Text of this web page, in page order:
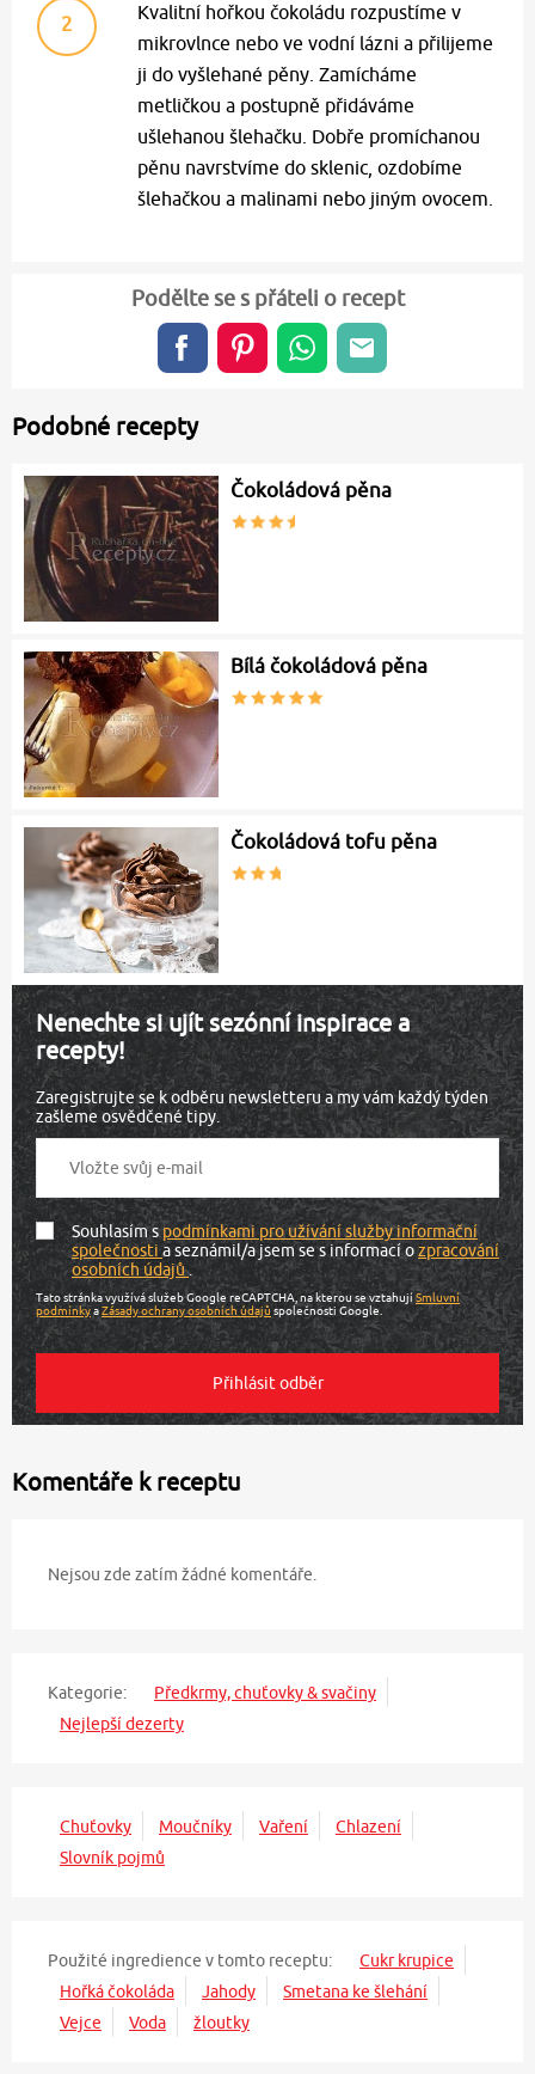
2
Kvalitní hořkou čokoládu rozpustíme v
mikrovlnce nebo ve vodní lázni a přilijeme
ji do vyšlehané pěny. Zamícháme
metličkou a postupně přidáváme
ušlehanou šlehačku. Dobře promíchanou
pěnu navrstvíme do sklenic, ozdobíme
šlehačkou a malinami nebo jiným ovocem.
Podělte se s přáteli o recept
Podobné recepty
Čokoládová pěna
Bílá čokoládová pěna
Čokoládová tofu pěna
Nenechte si ujít sezónní inspirace a
recepty!
Zaregistrujte se k odběru newsletteru a my vám každý týden
zašleme osvědčené tipy.
Souhlasím spodmínkami pro užívání služby informační
společnostia seznámil/a jsem se s informací ozpracování
osobních údajů.
Tato stránka využívá služeb Google reCAPTCHA, na kterou se vztahujíSmluvní
podmínkyaZásady ochrany osobních údajů společnosti Google.
Komentáře k receptu
Nejsou zde zatím žádné komentáře.
Kategorie:
Předkrmy, chuťovky & svačiny
Nejlepší dezerty
Chuťovky Moučníky Vaření
Chlazení
Slovník pojmů
Použité ingredience v tomto receptu:
Cukr krupice
Hořká čokoláda
Jahody
Smetana ke šlehání
Vejce
Voda žloutky